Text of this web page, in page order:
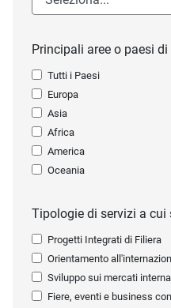
Principali aree o paesi
Tutti i Paesi
Europa
Asia
Africa
America
Oceania
Tipologie di servizi a cui
Progetti Integrati di Filiera
Orientamento
Sviluppo sui mercati
Fiere, eventi e business